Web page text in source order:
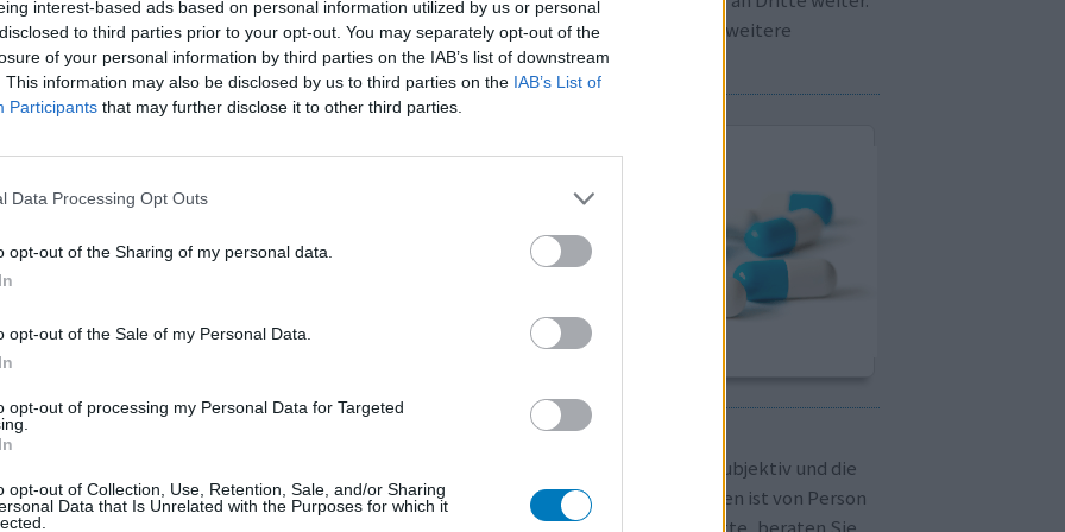
interest-based ads based on personal information utilized by us or personal
to third parties prior to your opt-out. You may separately opt-out of the
of your personal information by third parties on the IAB’s list of downstream
This information may also be disclosed by us to third parties on the IAB’s List of
Participants that may further disclose it to other third parties.
Data Processing Opt Outs
opt-out of the Sharing of my personal data.
opt-out of the Sale of my Personal Data.
opt-out of processing my Personal Data for Targeted
opt-out of Collection, Use, Retention, Sale, and/or Sharing
Data that Is Unrelated with the Purposes for which it
Magen - Protonenpumpenhemmer
Depression - andere Mittel
Antibiotika - Penizilline (breit)
Pilze - Mund
Antibiotika - Chinolone
Depression - Trizyklika
Darm - Verstopfung
Antibiotika - Tetrazykline
Klicken Sie bitte
für weitere
Informationen.
ACHTUNG!
Erfahrungen sind immer subjektiv und die
Wirkung von Medikamenten ist von Person